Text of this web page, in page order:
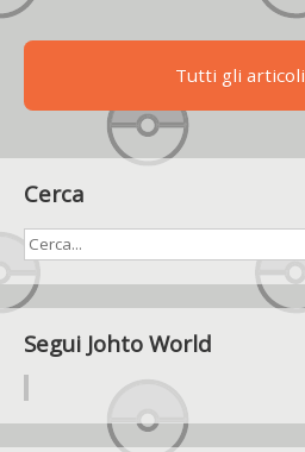
Tutti gli articoli
Cerca
Segui Johto World